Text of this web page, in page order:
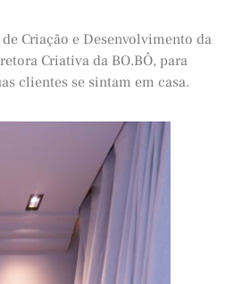
Criação e Desenvolvimento da
Criativa da BO.BÔ, para
clientes se sintam em casa.